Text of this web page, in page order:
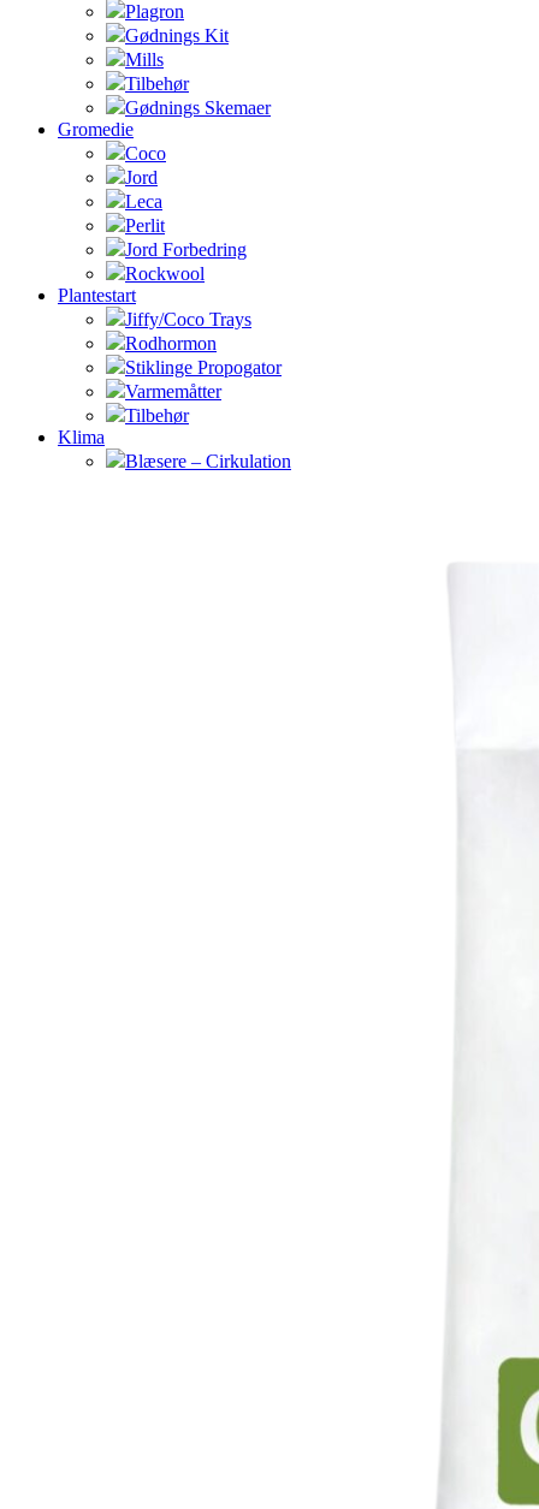
Plagron
Gødnings Kit
Mills
Tilbehør
Gødnings Skemaer
Gromedie
Coco
Jord
Leca
Perlit
Jord Forbedring
Rockwool
Plantestart
Jiffy/Coco Trays
Rodhormon
Stiklinge Propogator
Varmemåtter
Tilbehør
Klima
Blæsere – Cirkulation